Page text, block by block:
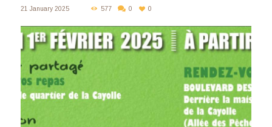
21 January 2025 577 0 0